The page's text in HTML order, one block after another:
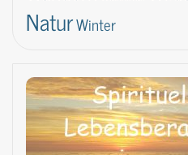
NaturWinter